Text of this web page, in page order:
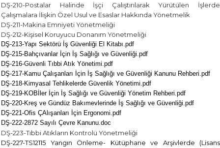
DŞ-210-Postalar Halinde İşçi Çalıştırılarak Yürütülen İşlerde
Çalışmalara İlişkin Özel Usul ve Esaslar Hakkında Yönetmelik
DŞ-211-Makina Emniyeti Yönetmeliği
DŞ-212-Kişisel Koruyucu Donanım Yönetmeliği
DŞ-213-Yapı Sektörü İş Güvenliği El Kitabı.pdf
DŞ-215-Bahçıvanlar İçin İş Sağlığı ve Güvenliği.pdf
DŞ-216-Güvenli Tıbbi Atık Yönetimi.pdf
DŞ-217-Kamu Çalışanları İçin İş Sağlığı ve Güvenliği Kanunu Rehberi.pdf
DŞ-218-Kimyasal Tehlikelerde Güvenlik Yönetimi.pdf
DŞ-219-KOBİler İçin İş Sağlığı ve Güvenliği Yönetim Rehberi.pdf
DŞ-220-Kreş ve Gündüz Bakımevlerinde İş Sağlığı ve Güvenliği.pdf
DŞ-221-Ofis ÇAlışanları İçin Ergonomi.pdf
DŞ-222-2872 Sayılı Çevre Kanunu.doc
DŞ-223-Tıbbi Atıkların Kontrolü Yönetmeliği
DŞ-227-TS12115 Yangın Önleme- Kütüphane ve Arşivlerde (Lisans